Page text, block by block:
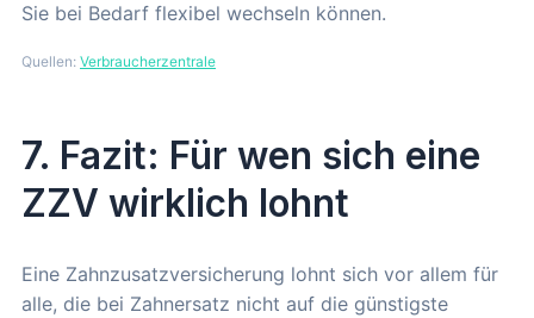
Sie bei Bedarf flexibel wechseln können.
Quellen: Verbraucherzentrale
7. Fazit: Für wen sich eine
ZZV wirklich lohnt
Eine Zahnzusatzversicherung lohnt sich vor allem für
alle, die bei Zahnersatz nicht auf die günstigste